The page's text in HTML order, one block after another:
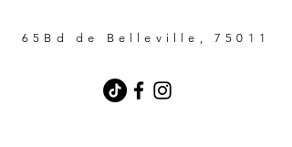
65Bd de Belleville, 75011